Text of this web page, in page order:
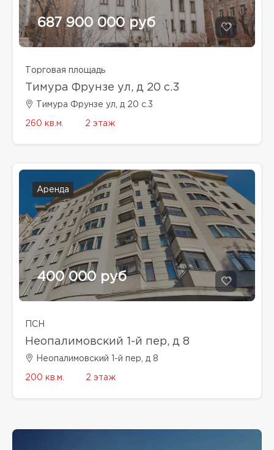
687 900 000 руб
Торговая площадь
Тимура Фрунзе ул, д 20 с.3
Тимура Фрунзе ул, д 20 с.3
260 кв.м. 2 этаж
Аренда
400 000 руб
ПСН
Неопалимовский 1-й пер, д 8
Неопалимовский 1-й пер, д 8
200 кв.м. 2 этаж